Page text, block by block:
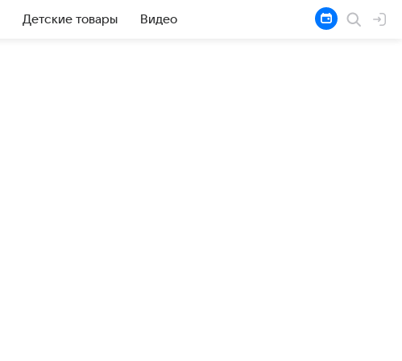
Детские товары Видео